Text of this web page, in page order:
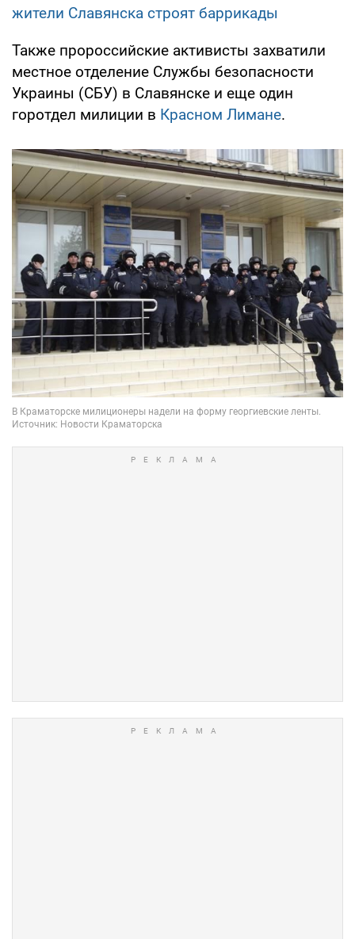
жители Славянска строят баррикады
Также пророссийские активисты захватили
местное отделение Службы безопасности
Украины (СБУ) в Славянске и еще один
горотдел милиции в Красном Лимане.